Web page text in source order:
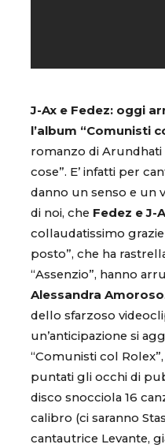
J-Ax e Fedez: oggi
l’album “Comunisti
romanzo di Arundhati
cose”. E’ infatti per
danno un senso e un
di noi, che Fedez e J-
collaudatissimo
posto”, che ha
“Assenzio”, hanno
Alessandra Amoroso
dello sfarzoso
un’anticipazione si
“Comunisti col
puntati gli occhi di
disco snocciola 16
calibro (ci saranno
cantautrice Levante,